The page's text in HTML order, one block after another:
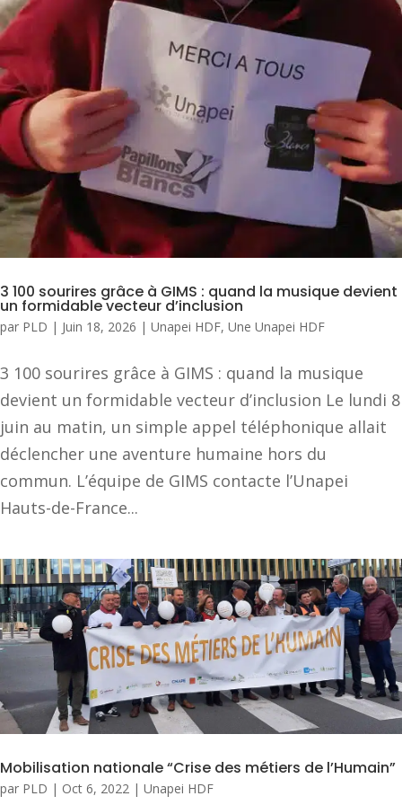
3 100 sourires grâce à GIMS : quand la musique devient
un formidable vecteur d’inclusion
par PLD | Juin 18, 2026 | Unapei HDF, Une Unapei HDF
3 100 sourires grâce à GIMS : quand la musique
devient un formidable vecteur d’inclusion Le lundi 8
juin au matin, un simple appel téléphonique allait
déclencher une aventure humaine hors du
commun. L’équipe de GIMS contacte l’Unapei
Hauts-de-France...
Mobilisation nationale “Crise des métiers de l’Humain”
par PLD | Oct 6, 2022 | Unapei HDF